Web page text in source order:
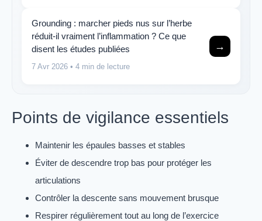
Grounding : marcher pieds nus sur l’herbe
réduit-il vraiment l’inflammation ? Ce que
disent les études publiées
7 Avr 2026 • 4 min de lecture
→
Points de vigilance essentiels
Maintenir les épaules basses et stables
Éviter de descendre trop bas pour protéger les
articulations
Contrôler la descente sans mouvement brusque
Respirer régulièrement tout au long de l’exercice